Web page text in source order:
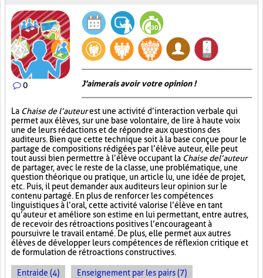
0 J'aimerais avoir votre opinion !
La Chaise de l’auteurest une activité d’interaction verbale qui
permet aux élèves, sur une base volontaire, de lire à haute voix
une de leurs rédactions et de répondre aux questions des
auditeurs. Bien que cette technique soit à la base conçue pour le
partage de compositions rédigées par l’élève auteur, elle peut
tout aussi bien permettre à l’élève occupant la Chaise de l’auteur
de partager, avec le reste de la classe, une problématique, une
question théorique ou pratique, un article lu, une idée de projet,
etc. Puis, il peut demander aux auditeurs leur opinion sur le
contenu partagé. En plus de renforcer les compétences
linguistiques à l’oral, cette activité valorise l’élève en tant
qu’auteur et améliore son estime en lui permettant, entre autres,
de recevoir des rétroactions positives l’encourageant à
poursuivre le travail entamé. De plus, elle permet aux autres
élèves de développer leurs compétences de réflexion critique et
de formulation de rétroactions constructives.
Entraide (4) Enseignement par les pairs (7)